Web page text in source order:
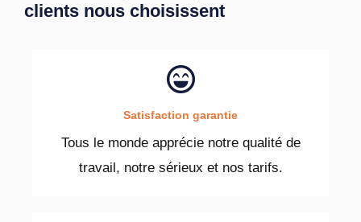
clients nous choisissent
Satisfaction garantie
Tous le monde apprécie notre qualité de
travail, notre sérieux et nos tarifs.